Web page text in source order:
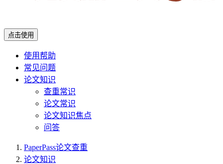
点击使用
使用帮助
常见问题
论文知识
查重常识
论文常识
论文知识焦点
问答
PaperPass论文查重
论文知识